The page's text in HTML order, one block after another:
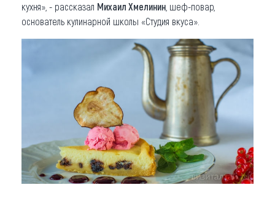
кухня», - рассказал Михаил Хмелинин , шеф-повар,
основатель кулинарной школы «Студия вкуса».